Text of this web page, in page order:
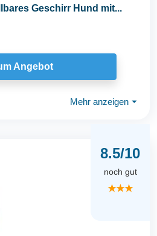
Geschirr Hund mit...
Angebot
Mehr anzeigen ⏷
8.5/10
noch gut
★★★